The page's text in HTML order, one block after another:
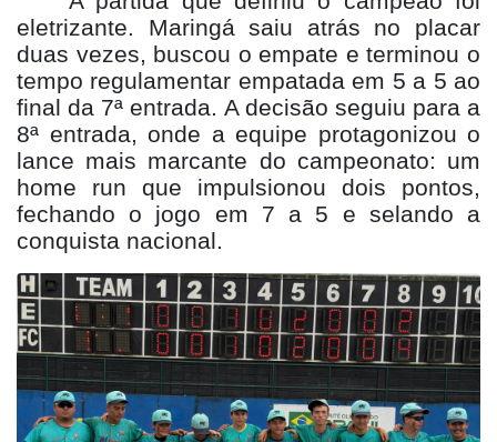
eletrizante. Maringá saiu atrás no placar
duas vezes, buscou o empate e terminou o
tempo regulamentar empatada em 5 a 5 ao
final da 7ª entrada. A decisão seguiu para a
8ª entrada, onde a equipe protagonizou o
lance mais marcante do campeonato: um
home run que impulsionou dois pontos,
fechando o jogo em 7 a 5 e selando a
conquista nacional.